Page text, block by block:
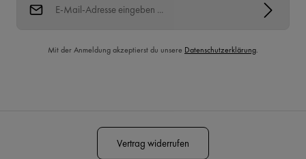
Mit der Anmeldung akzeptierst du unsere Datenschutzerklärung.
Vertrag widerrufen